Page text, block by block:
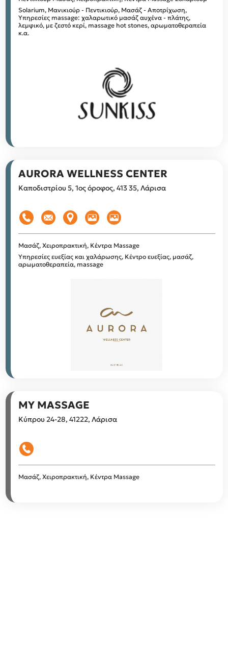
Solarium, Μανικιούρ - Πεντικιούρ, Μασάζ - Αποτρίχωση,
Υπηρεσίες massage: χαλαρωτικό μασάζ αυχένα - πλάτης,
λεμφικό, με ζεστό κερί, massage hot stones, αρωματοθεραπεία
κ.α.
AURORA WELLNESS CENTER
Καποδιστρίου 5, 1ος όροφος, 413 35, Λάρισα
Μασάζ, Χειροπρακτική, Κέντρα Massage
Υπηρεσίες ευεξίας και χαλάρωσης, Κέντρο ευεξίας, μασάζ,
αρωματοθεραπεία, massage
MY MASSAGE
Κύπρου 24-28, 41222, Λάρισα
Μασάζ, Χειροπρακτική, Κέντρα Massage